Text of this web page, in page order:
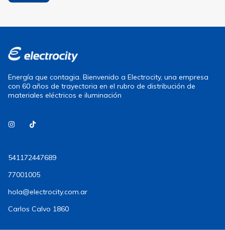
Energía que contagia. Bienvenido a Electrocity, una empresa
con 60 años de trayectoria en el rubro de distribución de
materiales eléctricos e iluminación
541172447689
77001005
hola@electrocity.com.ar
Carlos Calvo 1860